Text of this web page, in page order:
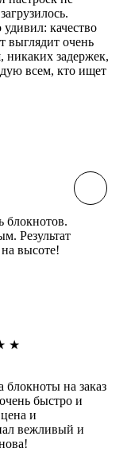
качество
выглядит очень
никаких задержек,
всем, кто ищет
блокнотов.
Результат
высоте!
★
блокноты на заказ
быстро и
и
вежливый и